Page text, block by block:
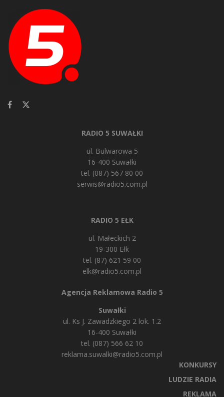
RADIO 5 SUWAŁKI
ul. Bulwarowa 5
16-400 Suwałki
tel. (087) 567 80 00
serwis@radio5.com.pl
RADIO 5 EŁK
ul. Małeckich 2
19-300 Ełk
tel. (87) 621 59 00
elk@radio5.com.pl
Agencja Reklamowa Radio 5
Suwałki
ul. Ks J. Zawadzkiego 2 lok. 1.2
16-400 Suwałki
tel. (087) 566 62 10
reklama.suwalki@radio5.com.pl
KONKURSY
LUDZIE RADIA
REKLAMA